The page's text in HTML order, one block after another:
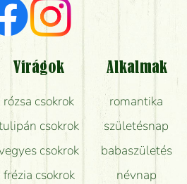
kapok a virágküldésről?
ami a képen van?
szállításáról?
legtovább friss a csokor?
vásárolni boltban?
Virágok
rózsa csokrok
csokrok
csokrok
frézia csokrok
Alkalmak
romantika
születésnap
babaszületés
névnap